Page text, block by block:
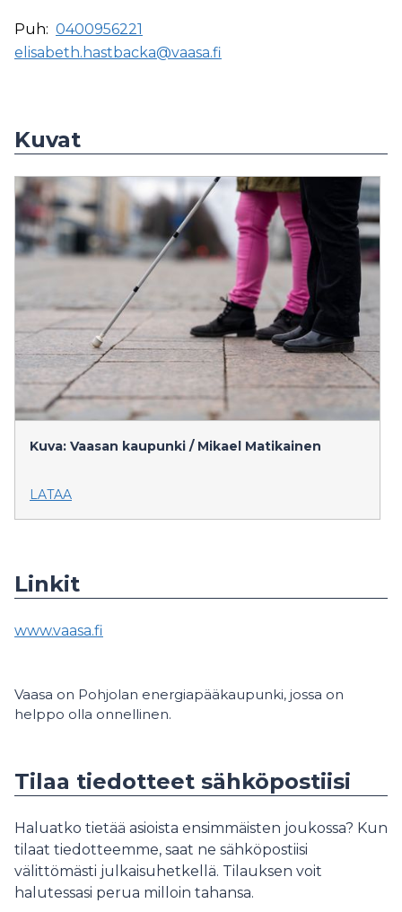
Puh: 0400956221
elisabeth.hastbacka@vaasa.fi
Kuvat
Kuva: Vaasan kaupunki / Mikael Matikainen
LATAA
Linkit
www.vaasa.fi
Vaasa on Pohjolan energiapääkaupunki, jossa on
helppo olla onnellinen.
Tilaa tiedotteet sähköpostiisi
Haluatko tietää asioista ensimmäisten joukossa? Kun
tilaat tiedotteemme, saat ne sähköpostiisi
välittömästi julkaisuhetkellä. Tilauksen voit
halutessasi perua milloin tahansa.